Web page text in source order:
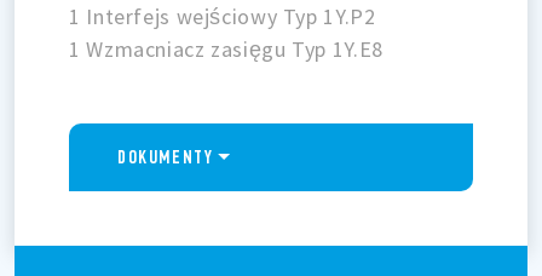
1 Interfejs wejściowy Typ 1Y.P2
1 Wzmacniacz zasięgu Typ 1Y.E8
DOKUMENTY